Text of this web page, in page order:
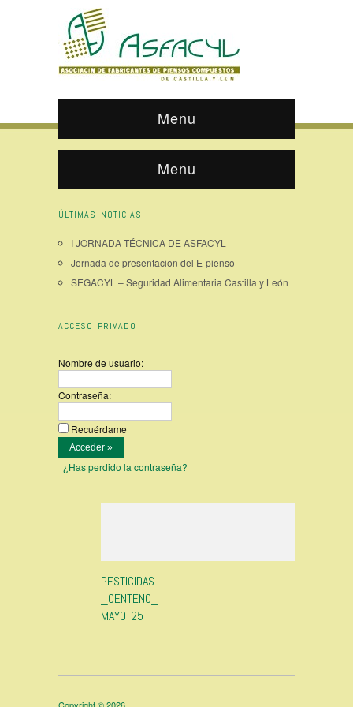
Menu
Menu
ÚLTIMAS NOTICIAS
I JORNADA TÉCNICA DE ASFACYL
Jornada de presentacion del E-pienso
SEGACYL – Seguridad Alimentaria Castilla y León
ACCESO PRIVADO
Nombre de usuario:
Contraseña:
Recuérdame
¿Has perdido la contraseña?
PESTICIDAS
_CENTENO_
MAYO 25